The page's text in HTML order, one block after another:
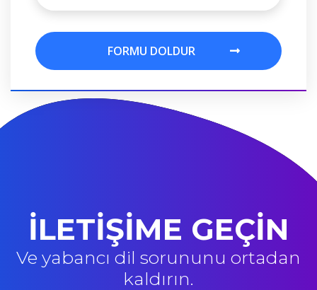
FORMU DOLDUR
FORMU DOLDUR
İLETİŞİME GEÇİN
Ve yabancı dil sorununu ortadan
kaldırın.